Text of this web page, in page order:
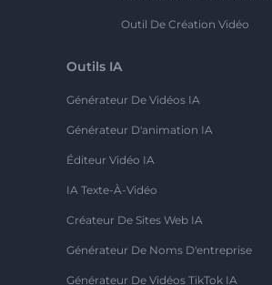
Outil De Création Vidéo
Outils IA
Générateur De Vidéos IA
Générateur D'animation IA
Éditeur Vidéo IA
IA Texte-À-Vidéo
Créateur De Sites Web IA
Générateur De Noms D'entreprise
Générateur De Vidéos TikTok IA